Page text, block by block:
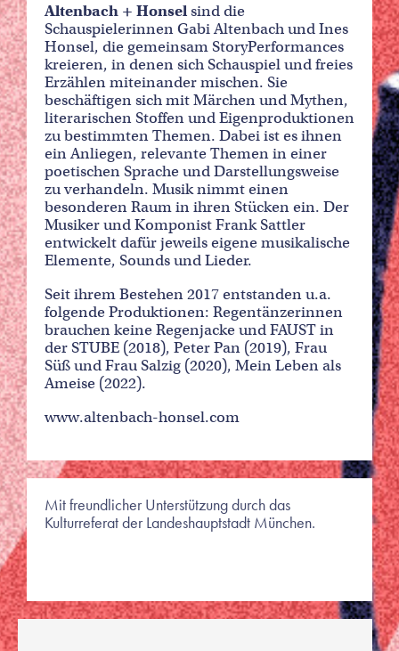
Altenbach + Honselsind die
Schauspielerinnen Gabi Altenbach und Ines
Honsel, die gemeinsam StoryPerformances
kreieren, in denen sich Schauspiel und freies
Erzählen miteinander mischen. Sie
beschäftigen sich mit Märchen und Mythen,
literarischen Stoffen und Eigenproduktionen
zu bestimmten Themen. Dabei ist es ihnen
ein Anliegen, relevante Themen in einer
poetischen Sprache und Darstellungsweise
zu verhandeln. Musik nimmt einen
besonderen Raum in ihren Stücken ein. Der
Musiker und Komponist Frank Sattler
entwickelt dafür jeweils eigene musikalische
Elemente, Sounds und Lieder.
Seit ihrem Bestehen 2017 entstanden u.a.
folgende Produktionen: Regentänzerinnen
brauchen keine Regenjacke und FAUST in
der STUBE (2018), Peter Pan (2019), Frau
Süß und Frau Salzig (2020), Mein Leben als
Ameise (2022).
www.altenbach-honsel.com
Mit freundlicher Unterstützung durch das
Kulturreferat der Landeshauptstadt München.